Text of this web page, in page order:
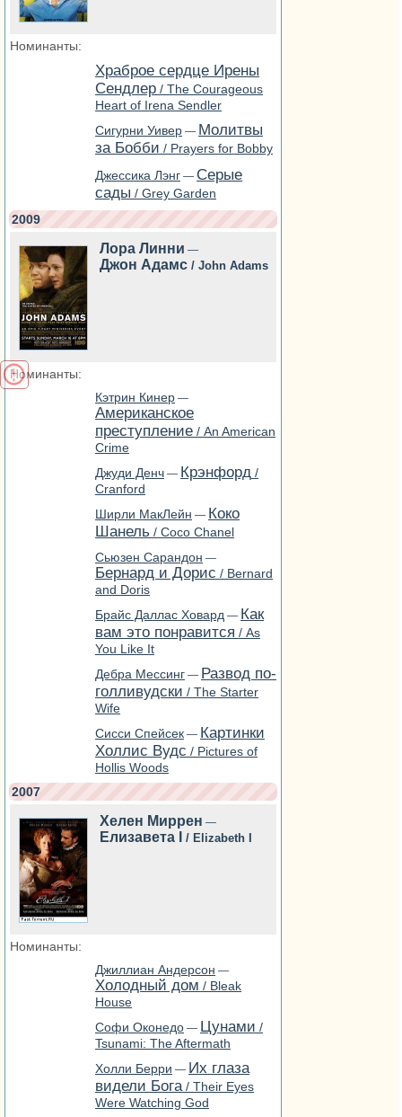
Номинанты:
Храброе сердце Ирены
Сендлер / The Courageous
Heart of Irena Sendler
Сигурни Уивер — Молитвы
за Бобби / Prayers for Bobby
Джессика Лэнг — Серые
сады / Grey Garden
2009
Лора Линни —
Джон Адамс / John Adams
Номинанты:
Кэтрин Кинер —
Американское
преступление / An American
Crime
Джуди Денч — Крэнфорд /
Cranford
Ширли МакЛейн — Коко
Шанель / Coco Chanel
Сьюзен Сарандон —
Бернард и Дорис / Bernard
and Doris
Брайс Даллас Ховард — Как
вам это понравится / As
You Like It
Дебра Мессинг — Развод по-
голливудски / The Starter
Wife
Сисси Спейсек — Картинки
Холлис Вудc / Pictures of
Hollis Woods
2007
Хелен Миррен —
Елизавета I / Elizabeth I
Номинанты:
Джиллиан Андерсон —
Холодный дом / Bleak
House
Софи Оконедо — Цунами /
Tsunami: The Aftermath
Холли Берри — Их глаза
видели Бога / Their Eyes
Were Watching God